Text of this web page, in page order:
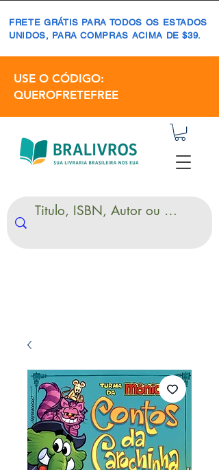
FRETE GRÁTIS PARA TODOS OS ESTADOS
UNIDOS, PARA COMPRAS ACIMA DE $39.
USE O CÓDIGO:
QUEROFRETEFREE